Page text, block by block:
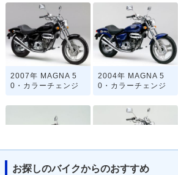
2007年 MAGNA 5
0・カラーチェンジ
2004年 MAGNA 5
0・カラーチェンジ
お探しのバイクからのおすすめ